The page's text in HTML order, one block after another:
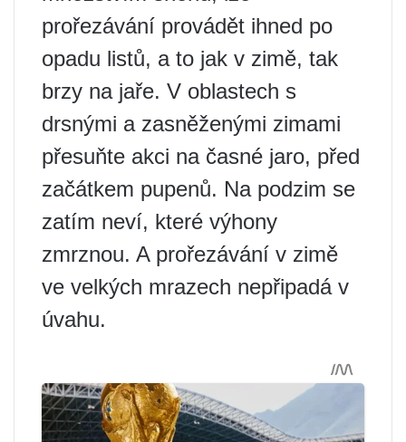
prořezávání provádět ihned po
opadu listů, a to jak v zimě, tak
brzy na jaře. V oblastech s
drsnými a zasněženými zimami
přesuňte akci na časné jaro, před
začátkem pupenů. Na podzim se
zatím neví, které výhony
zmrznou. A prořezávání v zimě
ve velkých mrazech nepřipadá v
úvahu.